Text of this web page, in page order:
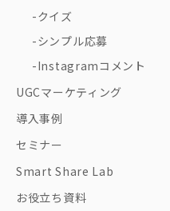
クイズ
シンプル応募
Instagramコメント
UGCマーケティング
導入事例
セミナー
Smart Share Lab
お役立ち資料